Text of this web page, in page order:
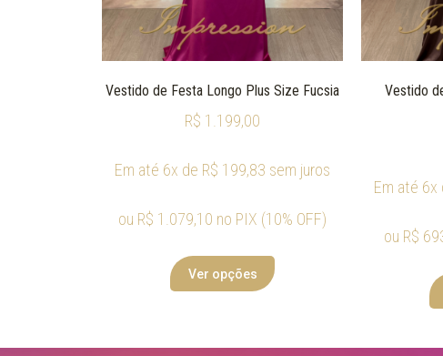
Vestido de Festa Longo Plus Size Fucsia
R$ 1.199,00
Em até 6x de R$ 199,83 sem juros
ou R$ 1.079,10 no PIX (10% OFF)
Ver opções
Vestido
Em até 6x
ou R$